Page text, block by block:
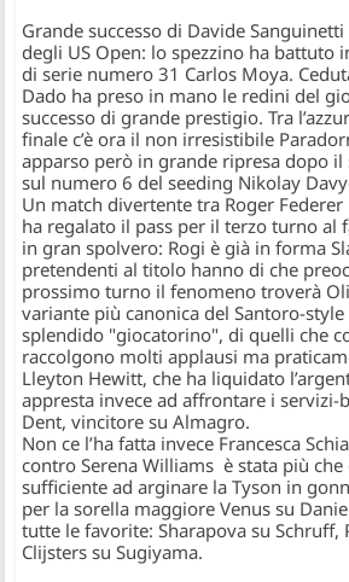
Grande successo di Davide Sanguinetti
degli US Open: lo spezzino ha battuto
di serie numero 31 Carlos Moya.
Dado ha preso in mano le redini del
successo di grande prestigio. Tra
finale c’è ora il non irresistibile
apparso però in grande ripresa dopo il
sul numero 6 del seeding Nikolay
Un match divertente tra Roger Federer
ha regalato il pass per il terzo turno al
in gran spolvero: Rogi è già in forma
pretendenti al titolo hanno di che
prossimo turno il fenomeno troverà
variante più canonica del Santoro-
splendido "giocatorino", di quelli che
raccolgono molti applausi ma
Lleyton Hewitt, che ha liquidato
appresta invece ad affrontare i
Dent, vincitore su Almagro.
Non ce l’ha fatta invece Francesca
controSerena Williams è stata più
sufficiente ad arginare la Tyson in
per la sorella maggiore Venus su
tutte le favorite: Sharapova su Schruff,
Clijsters su Sugiyama.